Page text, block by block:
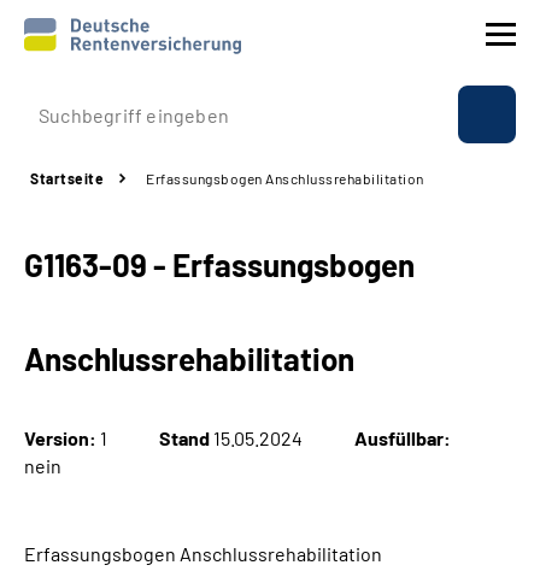
Prävention
Rente
Über uns & Presse
Startseite Erfassungsbogen Anschlussrehabilitation
G1163-09 - Erfassungsbogen
Anschlussrehabilitation
Version: 1 Stand 15.05.2024
Ausfüllbar:
nein
Erfassungsbogen Anschlussrehabilitation